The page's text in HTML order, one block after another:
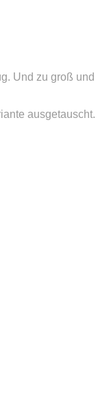
Und zu groß und
ausgetauscht.